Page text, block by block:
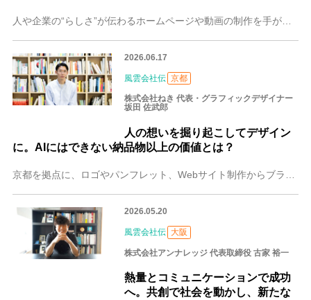
人や企業の“らしさ”が伝わるホームページや動画の制作を手がける大阪の株式会社ステップバイワーク。「人柄を伝え、信頼される」をモットーに、より良いものが自然と選ば
2026.06.17
風雲会社伝 京都
株式会社ねき 代表・グラフィックデザイナー
坂田 佐武郎
人の想いを掘り起こしてデザイン
に。AIにはできない納品物以上の価値とは？
京都を拠点に、ロゴやパンフレット、Webサイト制作からブランディングまで幅広く手がける株式会社ねき。代表・グラフィックデザイナーの坂田 佐武郎（さかた さぶろう
2026.05.20
風雲会社伝 大阪
株式会社アンナレッジ 代表取締役 古家 裕一
熱量とコミュニケーションで成功
へ。共創で社会を動かし、新たな